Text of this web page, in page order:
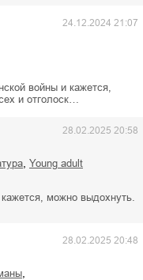
Ольга Вечная
24.12.2024 21:07
войны и кажется,
и отголоск…
28.02.2025 20:58
young adult
можно выдохнуть.
28.02.2025 20:48